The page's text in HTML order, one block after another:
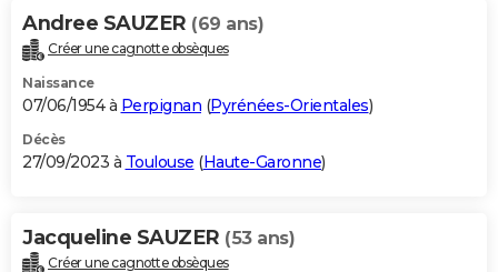
Andree SAUZER (69 ans)
Créer une cagnotte obsèques
Naissance
07/06/1954 à Perpignan (Pyrénées-Orientales)
Décès
27/09/2023 à Toulouse (Haute-Garonne)
Jacqueline SAUZER (53 ans)
Créer une cagnotte obsèques